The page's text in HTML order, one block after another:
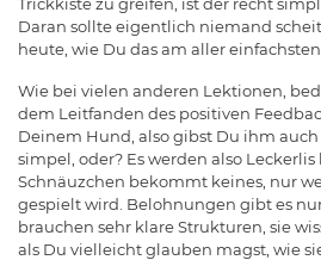
Daran sollte eigentlich niemand
heute, wie Du das am aller
Wie bei vielen anderen Lektionen,
dem Leitfanden des positiven
Deinem Hund, also gibst Du ihm auch
simpel, oder? Es werden also
Schnäuzchen bekommt keines, nur
gespielt wird. Belohnungen gibt es
brauchen sehr klare Strukturen, sie
als Du vielleicht glauben magst, wie